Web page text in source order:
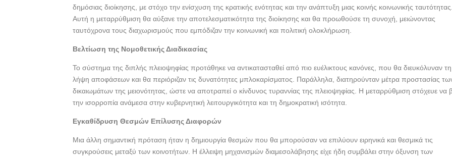
δημόσιας διοίκησης, με στόχο την ενίσχυση της κρατικής ενότητας και την ανάπτυξη μιας κοινής κοινωνικής ταυτότητας.
Αυτή η μεταρρύθμιση θα αύξανε την αποτελεσματικότητα της διοίκησης και θα προωθούσε τη συνοχή, μειώνοντας
ταυτόχρονα τους διαχωρισμούς που εμπόδιζαν την κοινωνική και πολιτική ολοκλήρωση.
Βελτίωση της Νομοθετικής Διαδικασίας
Το σύστημα της διπλής πλειοψηφίας προτάθηκε να αντικατασταθεί από πιο ευέλικτους κανόνες, που θα διευκόλυναν τη
λήψη αποφάσεων και θα περιόριζαν τις δυνατότητες μπλοκαρίσματος. Παράλληλα, διατηρούνταν μέτρα προστασίας
δικαιωμάτων της μειονότητας, ώστε να αποτραπεί ο κίνδυνος τυραννίας της πλειοψηφίας. Η μεταρρύθμιση στόχευε να
την ισορροπία ανάμεσα στην κυβερνητική λειτουργικότητα και τη δημοκρατική ισότητα.
Εγκαθίδρυση Θεσμών Επίλυσης Διαφορών
Μια άλλη σημαντική πρόταση ήταν η δημιουργία θεσμών που θα μπορούσαν να επιλύουν ειρηνικά και θεσμικά τις
συγκρούσεις μεταξύ των κοινοτήτων. Η έλλειψη μηχανισμών διαμεσολάβησης είχε ήδη συμβάλει στην όξυνση των